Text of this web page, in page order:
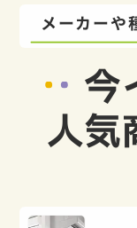
メーカーや
今
人気